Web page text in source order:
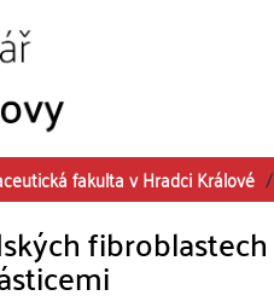
fakulta v Hradci Králové